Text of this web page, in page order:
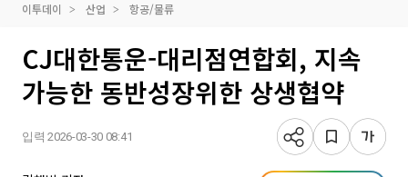
이투데이 산업 항공/물류
CJ대한통운-대리점연합회, 지속
가능한 동반성장위한 상생협약
입력 2026-03-30 08:41